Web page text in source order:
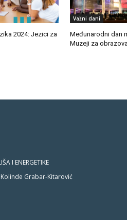
2024: Jezici za
Važni dani
Međunarodni dan
Muzeji za
I ENERGETIKE
Grabar-Kitarović